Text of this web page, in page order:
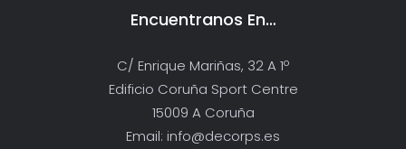
Encuentranos En…
C/ Enrique Mariñas, 32 A 1º
Edificio Coruña Sport Centre
15009 A Coruña
Email: info@decorps.es